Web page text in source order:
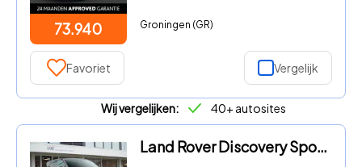
73.940 Groningen (GR)
Favoriet Vergelijk
Wij vergelijken: 40+ autosites
Land Rover Discovery Sport - P270e Dynamic SE I ACC I 5 jaar garantie